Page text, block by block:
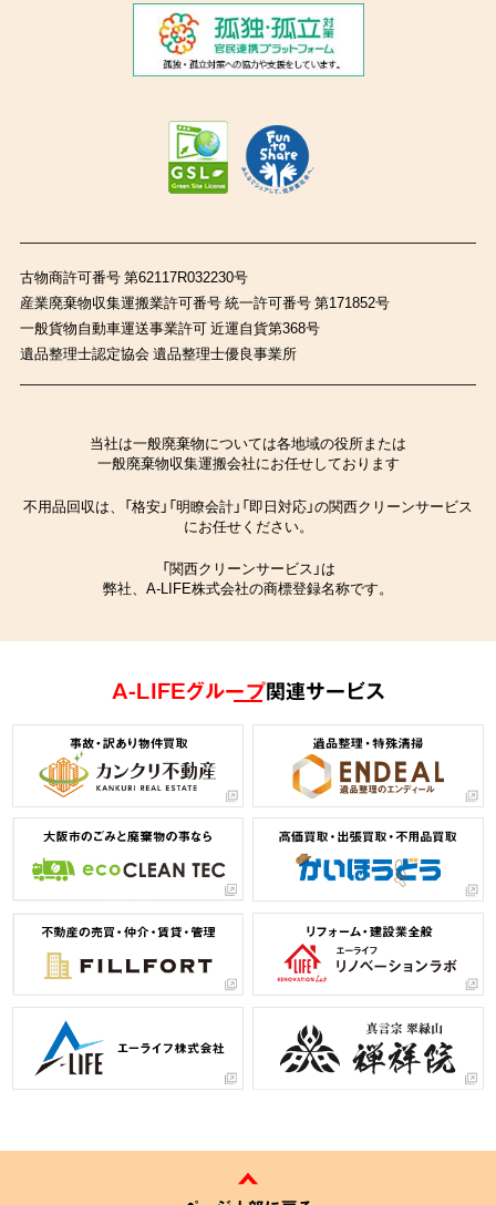
古物商許可番号 第62117R032230号
産業廃棄物収集運搬業許可番号 統一許可番号 第171852号
一般貨物自動車運送事業許可 近運自貨第368号
遺品整理士認定協会 遺品整理士優良事業所
当社は一般廃棄物については各地域の役所または
一般廃棄物収集運搬会社にお任せしております
不用品回収は、「格安」「明瞭会計」「即日対応」の関西クリーンサービス
にお任せください。
「関西クリーンサービス」は
弊社、A-LIFE株式会社の商標登録名称です。
A-LIFEグループ関連サービス